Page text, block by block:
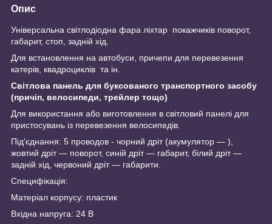
Опис
Універсальна світлодіодна фара ліхтар покажчиків поворот,
габарит, стоп, задній хід.
Для встановлення на автобуси, причепи для перевезення
катерів, квадроциклів та ін.
Світлова панель для буксованого транспортного засобу
(причіп, велосипеди, трейлер тощо)
Для використання або виготовлення в світловий панелі для
пристосувань із перевезення велосипедів.
Під'єднання: 5 проводов - чорний дріт (акумулятор — ),
жовтий дріт — поворот, синій дріт — габарит, білий дріт —
задній хід, червоний дріт — габарити.
Специфікація:
Матеріал корпусу: пластик
Вхідна напруга: 24 В